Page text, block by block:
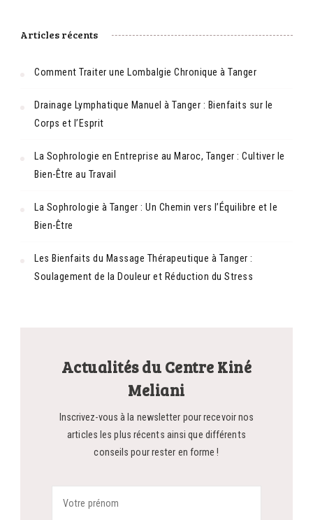
Articles récents
Comment Traiter une Lombalgie Chronique à Tanger
Drainage Lymphatique Manuel à Tanger : Bienfaits sur le
Corps et l’Esprit
La Sophrologie en Entreprise au Maroc, Tanger : Cultiver le
Bien-Être au Travail
La Sophrologie à Tanger : Un Chemin vers l’Équilibre et le
Bien-Être
Les Bienfaits du Massage Thérapeutique à Tanger :
Soulagement de la Douleur et Réduction du Stress
Actualités du Centre Kiné
Meliani
Inscrivez-vous à la newsletter pour recevoir nos
articles les plus récents ainsi que différents
conseils pour rester en forme !